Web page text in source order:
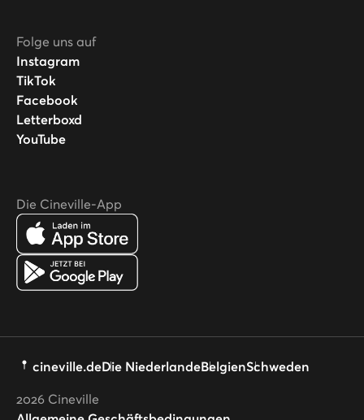
Folge uns auf
Instagram
TikTok
Facebook
Letterboxd
YouTube
Die Cineville-App
cineville.deDie NiederlandeBelgienSchweden
2026 Cineville